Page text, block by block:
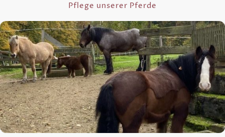
Pflege unserer Pferde